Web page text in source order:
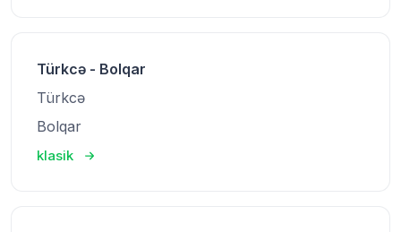
Türkcə - Bolqar
Türkcə
Bolqar
klasik